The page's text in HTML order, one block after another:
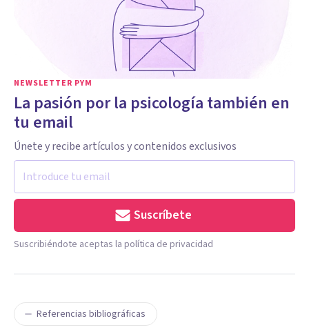
NEWSLETTER PYM
La pasión por la psicología también en
tu email
Únete y recibe artículos y contenidos exclusivos
Suscríbete
Suscribiéndote aceptas la política de privacidad
Referencias bibliográficas